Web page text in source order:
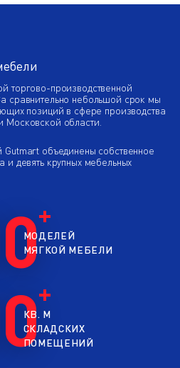
торгово-производственной
сравнительно небольшой срок мы
позиций в сфере производства
области.
объединены собственное
и девять крупных мебельных
МОДЕЛЕЙ
МЯГКОЙ МЕБЕЛИ
КВ. М
СКЛАДСКИХ
ПОМЕЩЕНИЙ